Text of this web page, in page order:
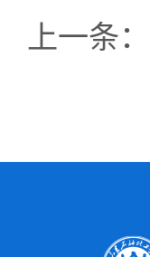
上一条：